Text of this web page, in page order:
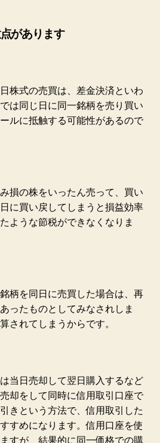
があります
株式の売買は、差金決済といわ
は同じ日に同一銘柄を売り買い
ルに抵触する可能性があるので
損の株をいったん売って、買い
に買い戻してしまうと損益効率
ような節税ができなくなりま
柄を同日に売買した場合は、再
ったものとしてみなされしま
されてしまうからです。
当日売却して翌日購入するなど
却をして同時に信用取引口座で
きという方法で、信用取引した
すめになります。信用口座を使
すが、結果的に同一価格での購